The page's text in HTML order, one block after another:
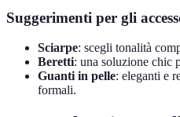
Suggerimenti per gli
Sciarpe: scegli tonalità
Beretti: una soluzione chic
Guanti in pelle: eleganti e
formali.